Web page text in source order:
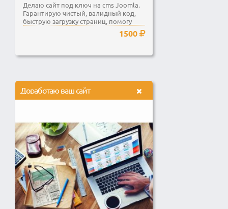
Делаю сайт под ключ на cms Joomla.
Гарантирую чистый, валидный код,
быструю загрузку страниц, помогу
1500
Доработаю ваш сайт